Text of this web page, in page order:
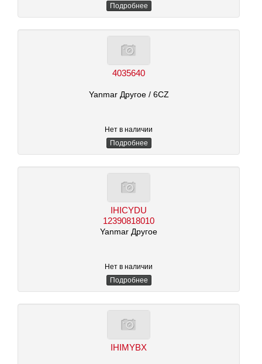
Подробнее
4035640
Yanmar Другое / 6CZ
Нет в наличии
Подробнее
IHICYDU
12390818010
Yanmar Другое
Нет в наличии
Подробнее
IHIMYBX